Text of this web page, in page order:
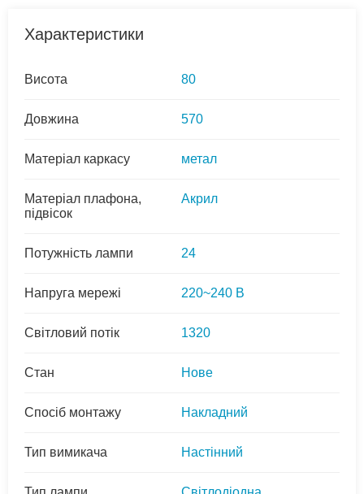
Характеристики
Висота 80
Довжина 570
Матеріал каркасу метал
Матеріал плафона,
підвісок
Акрил
Потужність лампи 24
Напруга мережі 220~240 В
Світловий потік 1320
Стан Нове
Спосіб монтажу Накладний
Тип вимикача Настінний